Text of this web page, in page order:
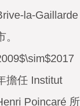
la-Gaillarde
。
擔任 Institut
Poincaré 所